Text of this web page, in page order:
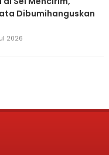
Dibumihanguskan
2026